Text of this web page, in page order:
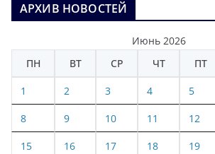
АРХИВ НОВОСТЕЙ
Июнь 2026
ПН
ВТ СР ЧТ ПТ
1 2 3 4 5
8 9 10 11 12
15 16 17 18 19